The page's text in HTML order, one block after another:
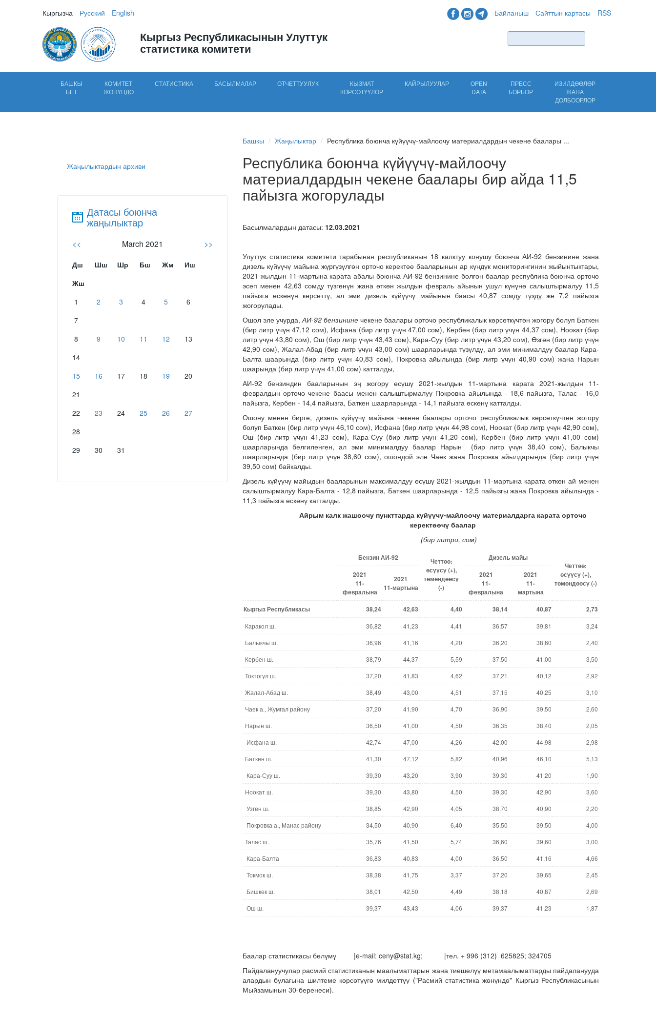
Кыргызча Русский English Байланыш Сайттын картасы RSS
Кыргыз Республикасынын Улуттук
статистика комитети
БАШКЫ
БЕТ
КОМИТЕТ
ЖӨНҮНДӨ
СТАТИСТИКА БАСЫЛМАЛАР ОТЧЕТТУУЛУК
КЫЗМАТ
КӨРСӨТҮҮЛӨР
КАЙРЫЛУУЛАР
OPEN
DATA
ПРЕСС
БОРБОР
ИЗИЛДӨӨЛӨР
ЖАНА
ДОЛБООРЛОР
Жаңылыктардын архиви
Датасы боюнча
жаңылыктар
<< March 2021 >>
Дш Шш Шр Бш Жм
Иш
Жш
1
2 3 4 5
6
7
8
9 10 11 12
13
14
15
16 17 18 19
20
21
22
23 24 25 26
27
28
29
30 31
Башкы Жаңылыктар Республика боюнча күйүүчү-майлоочу материалдардын чекене баалары ...
Республика боюнча күйүүчү-майлоочу
материалдардын чекене баалары бир айда 11,5
пайызга жогорулады
Басылмалардын датасы: 12.03.2021
Улуттук статистика комитети тарабынан республиканын 18 калктуу конушу боюнча АИ-92 бензинине жана
дизель күйүүчү майына жүргүзүлгөн орточо керектөө бааларынын ар күндүк мониторингинин жыйынтыктары,
2021-жылдын 11-мартына карата абалы боюнча АИ-92 бензинине болгон баалар республика боюнча орточо
эсеп менен 42,63 сомду түзгөнүн жана өткөн жылдын февраль айынын ушул күнүнө салыштырмалуу 11,5
пайызга өскөнүн көрсөттү, ал эми дизель күйүүчү майынын баасы 40,87 сомду түздү же 7,2 пайызга
жогорулады.
Ошол эле учурда,АИ-92 бензинине чекене баалары орточо республикалык көрсөткүчтөн жогору болуп Баткен
(бир литр үчүн 47,12 сом), Исфана (бир литр үчүн 47,00 сом), Кербен (бир литр үчүн 44,37 сом), Ноокат (бир
литр үчүн 43,80 сом), Ош (бир литр үчүн 43,43 сом), Кара-Суу (бир литр үчүн 43,20 сом), Өзгөн (бир литр үчүн
42,90 сом), Жалал-Абад (бир литр үчүн 43,00 сом) шаарларында түзүлдү, ал эми минималдуу баалар Кара-
Балта шаарында (бир литр үчүн 40,83 сом), Покровка айылында (бир литр үчүн 40,90 сом) жана Нарын
шаарында (бир литр үчүн 41,00 сом) катталды,
АИ-92 бензиндин бааларынын эң жогору өсүшү 2021-жылдын 11-мартына карата 2021-жылдын 11-
февралдын орточо чекене баасы менен салыштырмалуу Покровка айылында - 18,6 пайызга, Талас - 16,0
пайызга, Кербен - 14,4 пайызга, Баткен шаарларында - 14,1 пайызга өскөнү катталды.
Ошону менен бирге, дизель күйүүчү майына чекене баалары орточо республикалык көрсөткүчтөн жогору
болуп Баткен (бир литр үчүн 46,10 сом), Исфана (бир литр үчүн 44,98 сом), Ноокат (бир литр үчүн 42,90 сом),
Ош (бир литр үчүн 41,23 сом), Кара-Суу (бир литр үчүн 41,20 сом), Кербен (бир литр үчүн 41,00 сом)
шаарларында белгиленген, ал эми минималдуу баалар Нарын (бир литр үчүн 38,40 сом), Балыкчы
шаарларында (бир литр үчүн 38,60 сом), ошондой эле Чаек жана Покровка айылдарында (бир литр үчүн
39,50 сом) байкалды.
Дизель күйүүчү майыдын бааларынын максималдуу өсүшү 2021-жылдын 11-мартына карата өткөн ай менен
салыштырмалуу Кара-Балта - 12,8 пайызга, Баткен шаарларында - 12,5 пайызгы жана Покровка айылында -
11,3 пайызга өскөнү катталды.
Айрым калк жашоочу пункттарда күйүүчү-майлоочу материалдарга карата орточо
керектөөчү баалар
(бир литри, сом)
Бензин АИ-92 Четтөө:
өсүүсү(+),
төмөндөөсү
(-)
Дизельмайы
Четтөө:
өсүүсү(+),
төмөндөөсү (-)
2021
11-
февралына
2021
11-мартына
2021
11-
февралына
2021
11-
мартына
Кыргыз Республикасы 38,24 42,63 4,40 38,14 40,87 2,73
Каракол ш. 36,82 41,23 4,41 36,57 39,81
3,24
Балыкчы ш.
36,96 41,16 4,20 36,20 38,60
2,40
Кербен ш.
38,79 44,37 5,59 37,50 41,00
3,50
Токтогул ш.
37,20 41,83 4,62 37,21 40,12
2,92
Жалал-Абад ш.
38,49 43,00 4,51 37,15 40,25
3,10
Чаек а., Жумгал району
37,20 41,90 4,70 36,90 39,50
2,60
Нарын ш.
36,50 41,00 4,50 36,35 38,40
2,05
Исфана ш.
42,74 47,00 4,26 42,00 44,98
2,98
Баткен ш.
41,30 47,12 5,82 40,96 46,10
5,13
Кара-Суу ш.
39,30 43,20 3,90 39,30 41,20
1,90
Ноокат ш.
39,30 43,80 4,50 39,30 42,90
3,60
Узген ш.
38,85 42,90 4,05 38,70 40,90
2,20
Покровка а., Манас району
34,50 40,90 6,40 35,50 39,50
4,00
Талас ш.
35,76 41,50 5,74 36,60 39,60
3,00
Кара-Балта
36,83 40,83 4,00 36,50 41,16
4,66
Токмок ш.
38,38 41,75 3,37 37,20 39,65
2,45
Бишкек ш.
38,01 42,50 4,49 38,18 40,87
2,69
Ош ш.
39,37 43,43 4,06 39,37 41,23 1,87
Баалар статистикасы бөлүмү |e-mail: ceny@stat.kg; |тел. + 996 (312) 625825; 324705
Пайдалануучулар расмий статистиканын маалыматтарын жана тиешелүү метамаалыматтарды пайдаланууда
алардын булагына шилтеме көрсөтүүгө милдеттүү ("Расмий статистика жөнүндө" Кыргыз Республикасынын
Мыйзамынын 30-беренеси).